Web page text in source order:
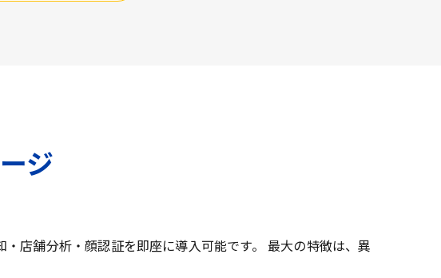
ジ
店舗分析・顔認証を即座に導入可能です。 最大の特徴は、異